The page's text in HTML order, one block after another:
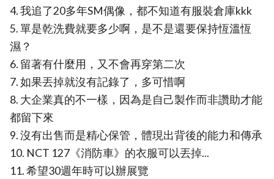
4. 我追了20多年SM偶像，都不知道有服裝倉庫kkk
5. 單是乾洗費就要多少啊，是不是還要保持恆溫恆
濕？
6. 留著有什麼用，又不會再穿第二次
7. 如果丟掉就沒有記錄了，多可惜啊
8. 大企業真的不一樣，因為是自己製作而非讚助才能
都留下來
9. 沒有出售而是精心保管，體現出背後的能力和傳承
10. NCT 127《消防車》的衣服可以丟掉...
11. 希望30週年時可以辦展覽